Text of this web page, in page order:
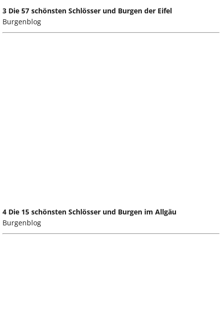
3 Die 57 schönsten Schlösser und Burgen der Eifel
Burgenblog
4 Die 15 schönsten Schlösser und Burgen im Allgäu
Burgenblog